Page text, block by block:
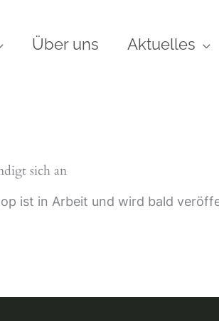
Über uns Aktuelles
sich an
ist in Arbeit und wird bald